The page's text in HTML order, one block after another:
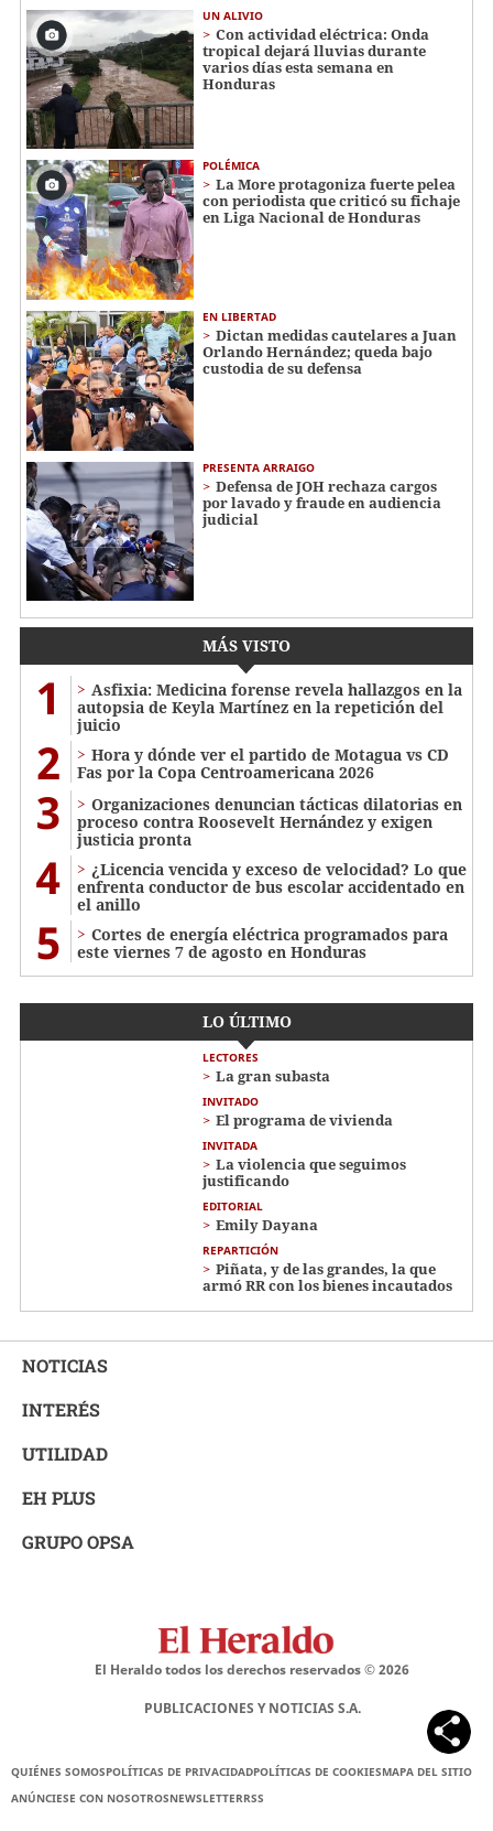
UN ALIVIO
Con actividad eléctrica: Onda
tropical dejará lluvias durante
varios días esta semana en
Honduras
POLÉMICA
La More protagoniza fuerte pelea
con periodista que criticó su fichaje
en Liga Nacional de Honduras
EN LIBERTAD
Dictan medidas cautelares a Juan
Orlando Hernández; queda bajo
custodia de su defensa
PRESENTA ARRAIGO
Defensa de JOH rechaza cargos
por lavado y fraude en audiencia
judicial
MÁS VISTO
1
Asfixia: Medicina forense revela hallazgos en la
autopsia de Keyla Martínez en la repetición del
juicio
2
Hora y dónde ver el partido de Motagua vs CD
Fas por la Copa Centroamericana 2026
3
Organizaciones denuncian tácticas dilatorias en
proceso contra Roosevelt Hernández y exigen
justicia pronta
4
¿Licencia vencida y exceso de velocidad? Lo que
enfrenta conductor de bus escolar accidentado en
el anillo
5
Cortes de energía eléctrica programados para
este viernes 7 de agosto en Honduras
LO ÚLTIMO
LECTORES
La gran subasta
INVITADO
El programa de vivienda
INVITADA
La violencia que seguimos
justificando
EDITORIAL
Emily Dayana
REPARTICIÓN
Piñata, y de las grandes, la que
armó RR con los bienes incautados
NOTICIAS
INTERÉS
UTILIDAD
EH PLUS
GRUPO OPSA
El Heraldo todos los derechos reservados ©2026
PUBLICACIONES Y NOTICIAS S.A.
QUIÉNES SOMOSPOLÍTICAS DE PRIVACIDADPOLÍTICAS DE COOKIESMAPA DEL SITIO
ANÚNCIESE CON NOSOTROSNEWSLETTERRSS